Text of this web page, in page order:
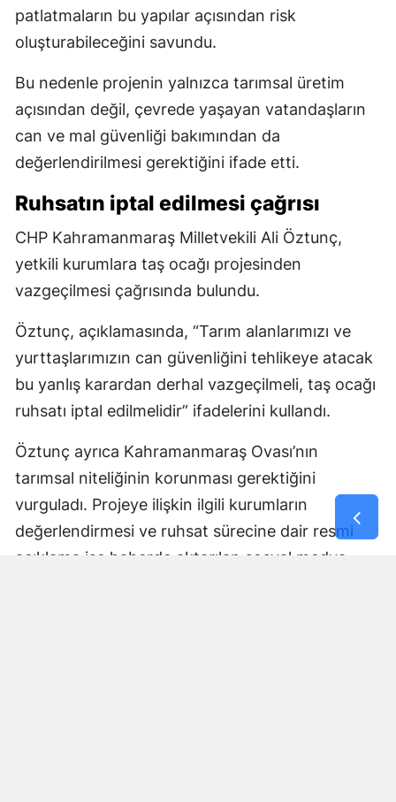
patlatmaların bu yapılar açısından risk
oluşturabileceğini savundu.
Bu nedenle projenin yalnızca tarımsal üretim
açısından değil, çevrede yaşayan vatandaşların
can ve mal güvenliği bakımından da
değerlendirilmesi gerektiğini ifade etti.
Ruhsatın iptal edilmesi çağrısı
CHP Kahramanmaraş Milletvekili Ali Öztunç,
yetkili kurumlara taş ocağı projesinden
vazgeçilmesi çağrısında bulundu.
Öztunç, açıklamasında, “Tarım alanlarımızı ve
yurttaşlarımızın can güvenliğini tehlikeye atacak
bu yanlış karardan derhal vazgeçilmeli, taş ocağı
ruhsatı iptal edilmelidir” ifadelerini kullandı.
Öztunç ayrıca Kahramanmaraş Ovası’nın
tarımsal niteliğinin korunması gerektiğini
vurguladı. Projeye ilişkin ilgili kurumların
değerlendirmesi ve ruhsat sürecine dair resmi
açıklama ise haberde aktarılan sosyal medya